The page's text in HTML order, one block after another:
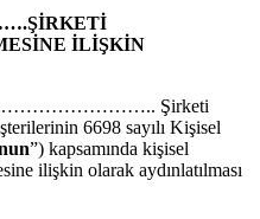
İLİŞKİN
Şirketi
6698 sayılı Kişisel
”) kapsamında kişisel
ilişkin olarak aydınlatılması